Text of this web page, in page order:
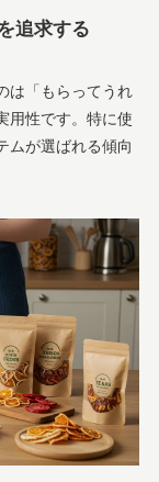
追求する
は「もらってうれ
用性です。特に使
ムが選ばれる傾向